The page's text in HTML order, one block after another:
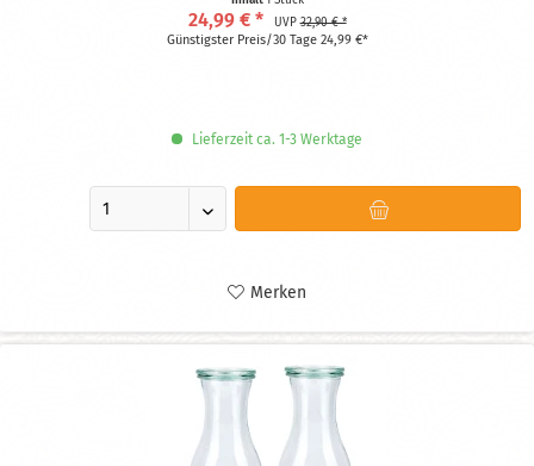
24,99 € * UVP32,90 € *
Günstigster Preis/30 Tage 24,99 €*
Lieferzeit ca. 1-3 Werktage
Merken